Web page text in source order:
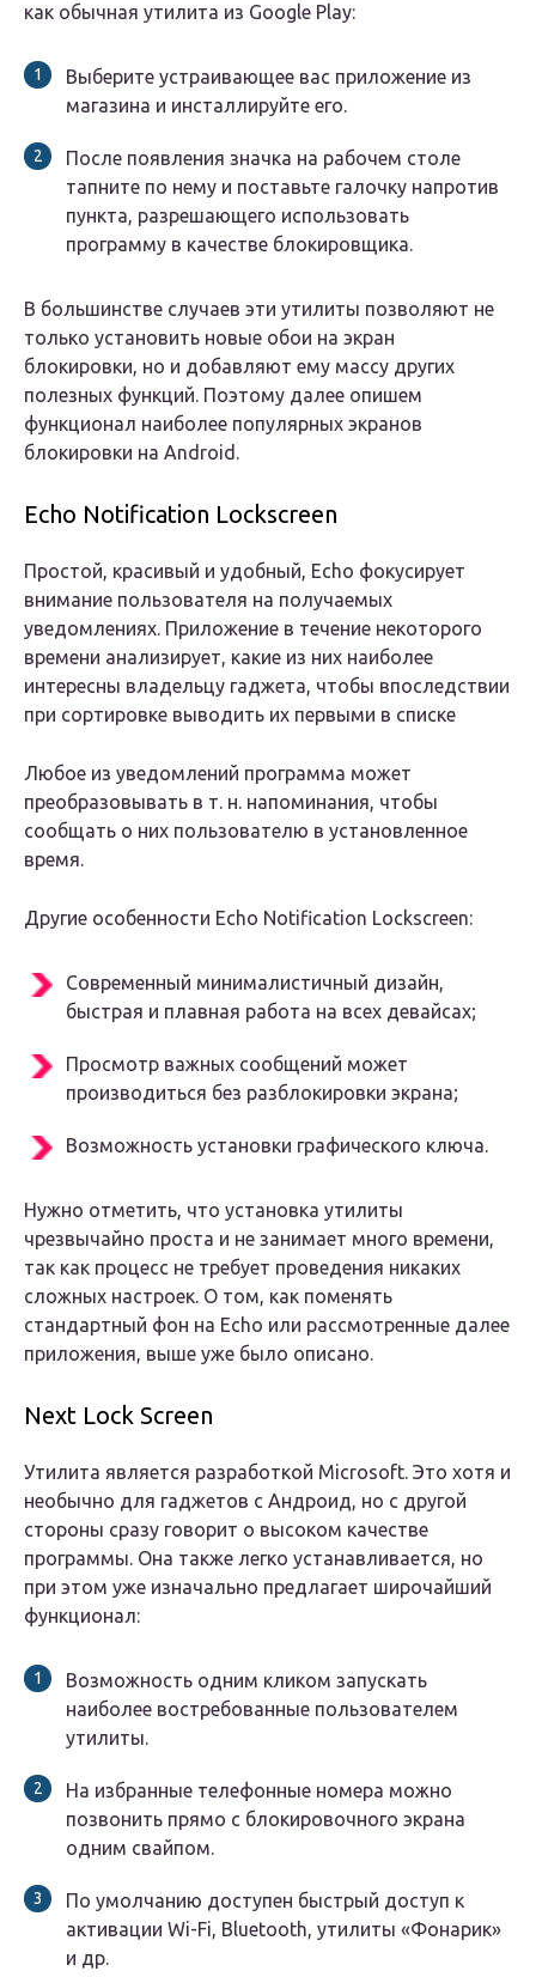
как обычная утилита из Google Play:
Выберите устраивающее вас приложение из
магазина и инсталлируйте его.
После появления значка на рабочем столе
тапните по нему и поставьте галочку напротив
пункта, разрешающего использовать
программу в качестве блокировщика.
В большинстве случаев эти утилиты позволяют не
только установить новые обои на экран
блокировки, но и добавляют ему массу других
полезных функций. Поэтому далее опишем
функционал наиболее популярных экранов
блокировки на Android.
Echo Notification Lockscreen
Простой, красивый и удобный, Echo фокусирует
внимание пользователя на получаемых
уведомлениях. Приложение в течение некоторого
времени анализирует, какие из них наиболее
интересны владельцу гаджета, чтобы впоследствии
при сортировке выводить их первыми в списке
Любое из уведомлений программа может
преобразовывать в т. н. напоминания, чтобы
сообщать о них пользователю в установленное
время.
Другие особенности Echo Notification Lockscreen:
Современный минималистичный дизайн,
быстрая и плавная работа на всех девайсах;
Просмотр важных сообщений может
производиться без разблокировки экрана;
Возможность установки графического ключа.
Нужно отметить, что установка утилиты
чрезвычайно проста и не занимает много времени,
так как процесс не требует проведения никаких
сложных настроек. О том, как поменять
стандартный фон на Echo или рассмотренные далее
приложения, выше уже было описано.
Next Lock Screen
Утилита является разработкой Microsoft. Это хотя и
необычно для гаджетов с Андроид, но с другой
стороны сразу говорит о высоком качестве
программы. Она также легко устанавливается, но
при этом уже изначально предлагает широчайший
функционал:
Возможность одним кликом запускать
наиболее востребованные пользователем
утилиты.
На избранные телефонные номера можно
позвонить прямо с блокировочного экрана
одним свайпом.
По умолчанию доступен быстрый доступ к
активации Wi-Fi, Bluetooth, утилиты «Фонарик»
и др.